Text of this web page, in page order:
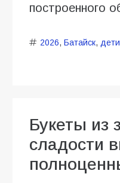
построенного
2026, Батайск, дети
Букеты из
сладости